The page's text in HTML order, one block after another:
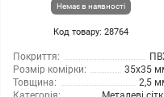
Немає в наявності
Код товару: 28764
Покриття:
Розмір комірки:
35х35
Товщина:
2,5